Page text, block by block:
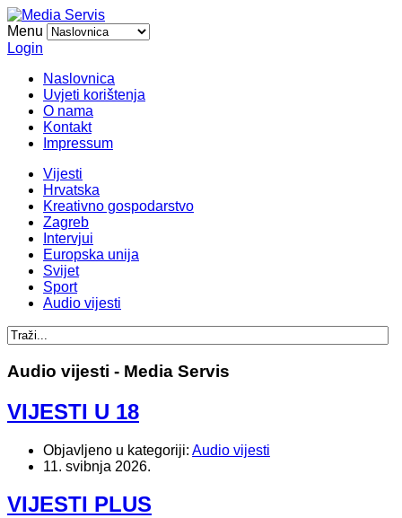
Menu
Login
Naslovnica
Uvjeti korištenja
O nama
Kontakt
Impressum
Vijesti
Hrvatska
Kreativno gospodarstvo
Zagreb
Intervjui
Europska unija
Svijet
Sport
Audio vijesti
Audio vijesti - Media Servis
VIJESTI U 18
Objavljeno u kategoriji: Audio vijesti
11. svibnja 2026.
VIJESTI PLUS